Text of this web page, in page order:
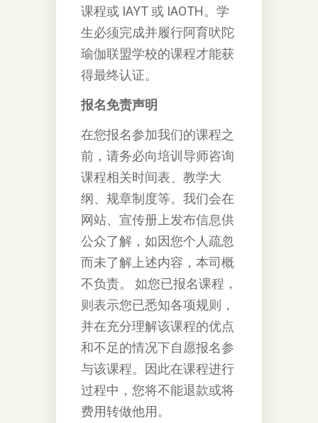
课程或 IAYT 或 IAOTH。学
⽣必须完成并履⾏阿育吠陀
瑜伽联盟学校的课程才能获
得最终认证。
报名免责声明
在您报名参加我们的课程之
前，请务必向培训导师咨询
课程相关时间表、教学大
纲、规章制度等。我们会在
网站、宣传册上发布信息供
公众了解，如因您个人疏忽
而未了解上述内容，本司概
不负责。 如您已报名课程，
则表示您已悉知各项规则，
并在充分理解该课程的优点
和不足的情况下自愿报名参
与该课程。因此在课程进行
过程中，您将不能退款或将
费用转做他用。